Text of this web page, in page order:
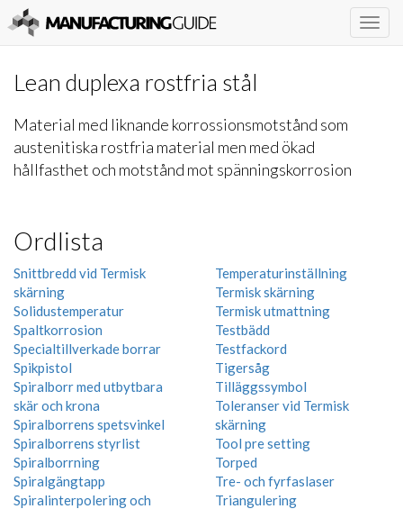
Lean duplexa rostfria stål
Material med liknande korrossionsmotstånd som
austenitiska rostfria material men med ökad
hållfasthet och motstånd mot spänningskorrosion
Ordlista
Snittbredd vid Termisk
skärning
Solidustemperatur
Spaltkorrosion
Specialtillverkade borrar
Spikpistol
Spiralborr med utbytbara
skär och krona
Spiralborrens spetsvinkel
Spiralborrens styrlist
Spiralborrning
Spiralgängtapp
Spiralinterpolering och
Temperaturinställning
Termisk skärning
Termisk utmattning
Testbädd
Testfackord
Tigersåg
Tilläggssymbol
Toleranser vid Termisk
skärning
Tool pre setting
Torped
Tre- och fyrfaslaser
Triangulering